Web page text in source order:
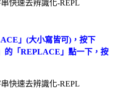
」(大小寫皆可)，按下
的「REPLACE」點一下，按